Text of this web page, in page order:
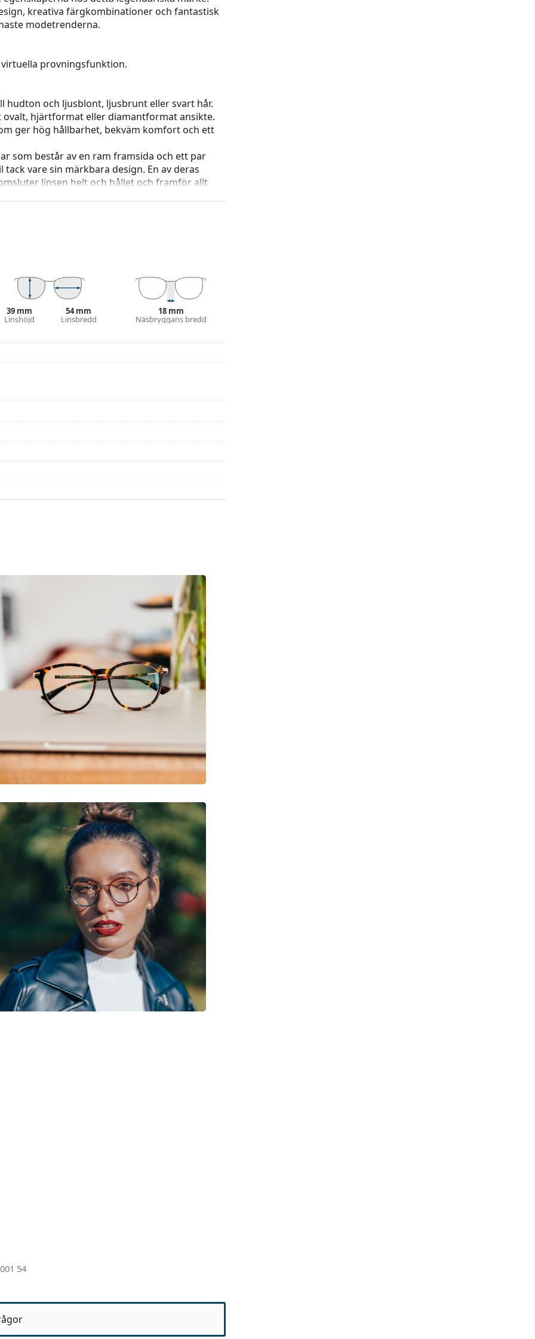
kreativa färgkombinationer och fantastisk
modetrenderna.
provningsfunktion.
hudton och ljusblont, ljusbrunt eller svart hår.
hjärtformat eller diamantformat ansikte.
ger hög hållbarhet, bekväm komfort och ett
som består av en ram framsida och ett par
vare sin märkbara design. En av deras
linsen helt och hållet och framför allt
färg och utformning kan variera.
skötsel av glasögon. Observera att vissa
eller kolla in vår glasögonguide
om du
före användning
39 mm
Linshöjd
54 mm
Linsbredd
18 mm
Näsbryggans bredd
54